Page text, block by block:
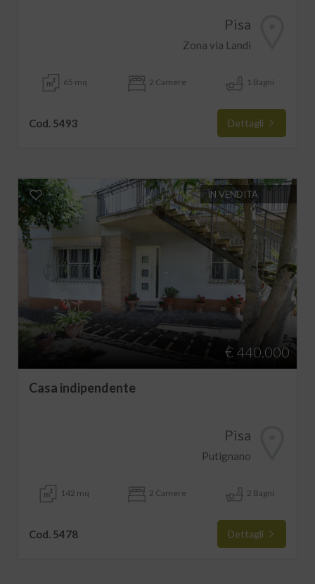
Pisa
Zona via Landi
65 mq 2 Camere 1 Bagni
Cod. 5493 Dettagli
IN VENDITA
€ 440.000
Casa indipendente
Pisa
Putignano
142 mq 2 Camere 2 Bagni
Cod. 5478 Dettagli